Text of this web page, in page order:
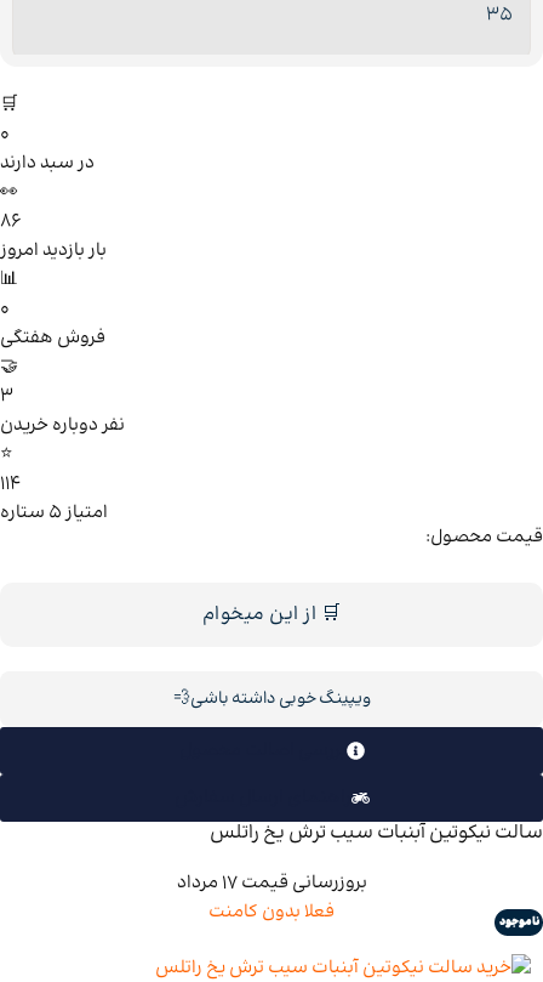
35
🛒
0
در سبد دارند
👀
86
بار بازدید امروز
📊
0
فروش هفتگی
🤝
3
نفر دوباره خریدن
⭐
114
امتیاز ۵ ستاره
قیمت محصول:
🛒 از این میخوام
ویپینگ خوبی داشته باشی💨
سالت نیکوتین آبنبات سیب ترش یخ راتلس
بروزرسانی قیمت 17 مرداد
فعلا بدون کامنت
ناموجود